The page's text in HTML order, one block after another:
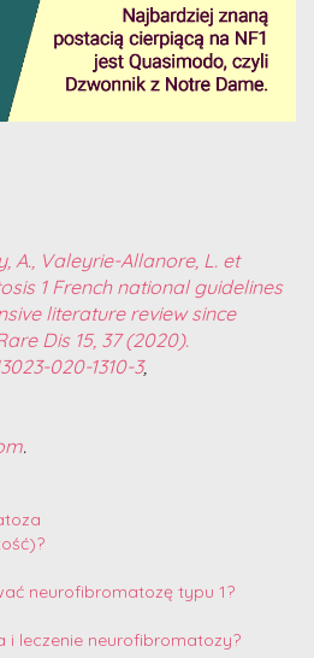
A., Valeyrie-Allanore, L. et
1 French national guidelines
literature review since
Dis 15, 37 (2020).
020-1310-3,
.
neurofibromatozę typu 1?
i leczenie neurofibromatozy?